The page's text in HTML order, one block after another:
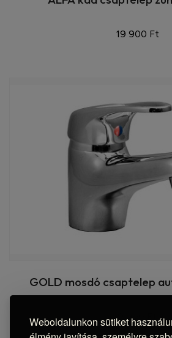
Weboldalunkon sütiket
19 900 Ft
GOLD mosdó csaptelep
9 900 Ft